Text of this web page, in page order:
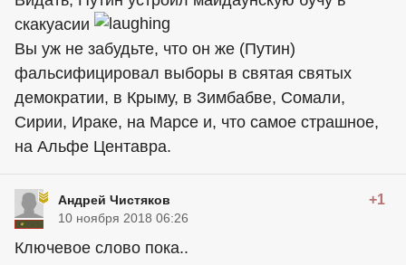
скакуасии
Вы уж не забудьте, что он же (Путин)
фальсифицировал выборы в святая святых
демократии, в Крыму, в Зимбабве, Сомали,
Сирии, Ираке, на Марсе и, что самое страшное,
на Альфе Центавра.
Андрей Чистяков +1
10 ноября 2018 06:26
Ключевое слово пока..